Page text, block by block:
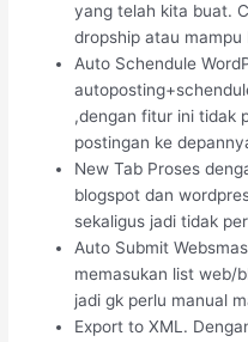
yang telah kita buat.
dropship atau mampu
Auto Schendule
,dengan fitur ini tidak
postingan ke
New Tab Proses
blogspot dan
sekaligus jadi tidak
Auto Submit
memasukan list web/
jadi gk perlu manual
Export to XML.